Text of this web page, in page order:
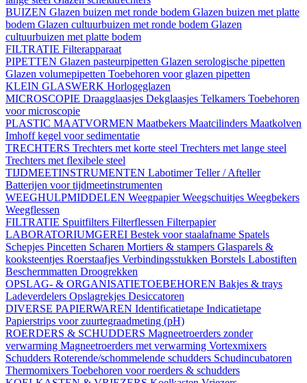
BUIZEN Glazen buizen met ronde bodem Glazen buizen met platte
bodem Glazen cultuurbuizen met ronde bodem Glazen
cultuurbuizen met platte bodem
FILTRATIE Filterapparaat
PIPETTEN Glazen pasteurpipetten Glazen serologische pipetten
Glazen volumepipetten Toebehoren voor glazen pipetten
KLEIN GLASWERK Horlogeglazen
MICROSCOPIE Draagglaasjes Dekglaasjes Telkamers Toebehoren
voor microscopie
PLASTIC MAATVORMEN Maatbekers Maatcilinders Maatkolven
Imhoff kegel voor sedimentatie
TRECHTERS Trechters met korte steel Trechters met lange steel
Trechters met flexibele steel
TIJDMEETINSTRUMENTEN LabotimerTeller / Afteller
Batterijen voor tijdmeetinstrumenten
WEEGHULPMIDDELEN WeegpapierWeegschuitjes Weegbekers
Weegflessen
FILTRATIE Spuitfilters Filterflessen Filterpapier
LABORATORIUMGEREI Bestek voor staalafname Spatels
Schepjes Pincetten Scharen Mortiers & stampers Glasparels &
kooksteentjes Roerstaafjes Verbindingsstukken Borstels Labostiften
Beschermmatten Droogrekken
OPSLAG- & ORGANISATIETOEBEHOREN Bakjes & trays
Ladeverdelers Opslagrekjes Desiccatoren
DIVERSE PAPIERWAREN Identificatietape Indicatietape
Papierstrips voor zuurtegraadmeting (pH)
ROERDERS & SCHUDDERS Magneetroerders zonder
verwarming Magneetroerders met verwarming Vortexmixers
Schudders Roterende/schommelende schudders Schudincubatoren
Thermomixers Toebehoren voor roerders & schudders